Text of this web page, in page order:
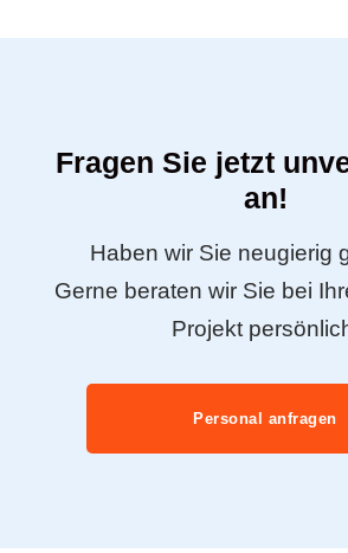
Fragen Sie jetzt
an!
Haben wir Sie neugierig
Gerne beraten wir Sie bei
Projekt
Personal anfragen